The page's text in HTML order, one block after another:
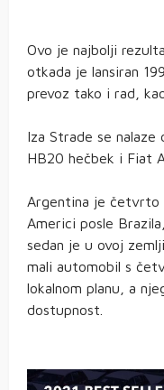
Ovo je najbolji
otkada je lansiran
prevoz tako i rad,
Iza Strade se nalaze
HB20 hečbek i Fiat
Argentina je četvrto
Americi posle
sedan je u ovoj
mali automobil s
lokalnom planu, a
dostupnost.